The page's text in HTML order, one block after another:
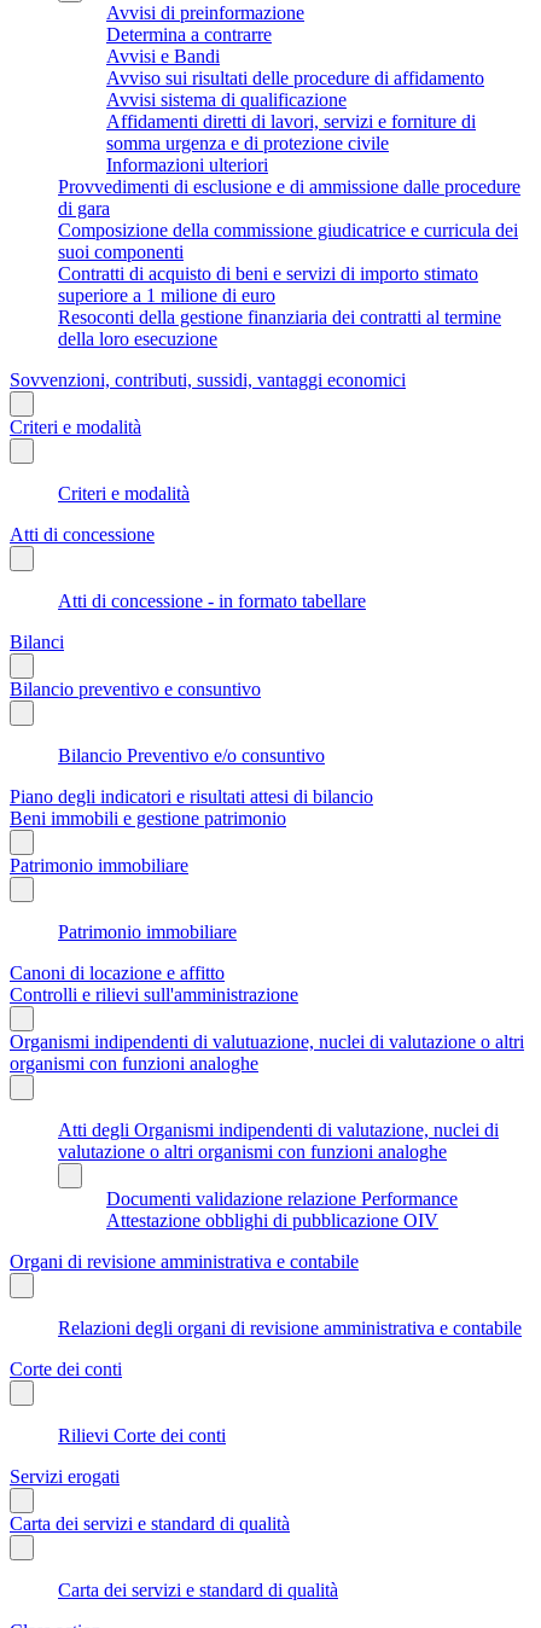
Avvisi di preinformazione
Determina a contrarre
Avvisi e Bandi
Avviso sui risultati delle procedure di affidamento
Avvisi sistema di qualificazione
Affidamenti diretti di lavori, servizi e forniture di
somma urgenza e di protezione civile
Informazioni ulteriori
Provvedimenti di esclusione e di ammissione dalle procedure
di gara
Composizione della commissione giudicatrice e curricula dei
suoi componenti
Contratti di acquisto di beni e servizi di importo stimato
superiore a 1 milione di euro
Resoconti della gestione finanziaria dei contratti al termine
della loro esecuzione
Sovvenzioni, contributi, sussidi, vantaggi economici
Criteri e modalità
Criteri e modalità
Atti di concessione
Atti di concessione - in formato tabellare
Bilanci
Bilancio preventivo e consuntivo
Bilancio Preventivo e/o consuntivo
Piano degli indicatori e risultati attesi di bilancio
Beni immobili e gestione patrimonio
Patrimonio immobiliare
Patrimonio immobiliare
Canoni di locazione e affitto
Controlli e rilievi sull'amministrazione
Organismi indipendenti di valutuazione, nuclei di valutazione o altri
organismi con funzioni analoghe
Atti degli Organismi indipendenti di valutazione, nuclei di
valutazione o altri organismi con funzioni analoghe
Documenti validazione relazione Performance
Attestazione obblighi di pubblicazione OIV
Organi di revisione amministrativa e contabile
Relazioni degli organi di revisione amministrativa e contabile
Corte dei conti
Rilievi Corte dei conti
Servizi erogati
Carta dei servizi e standard di qualità
Carta dei servizi e standard di qualità